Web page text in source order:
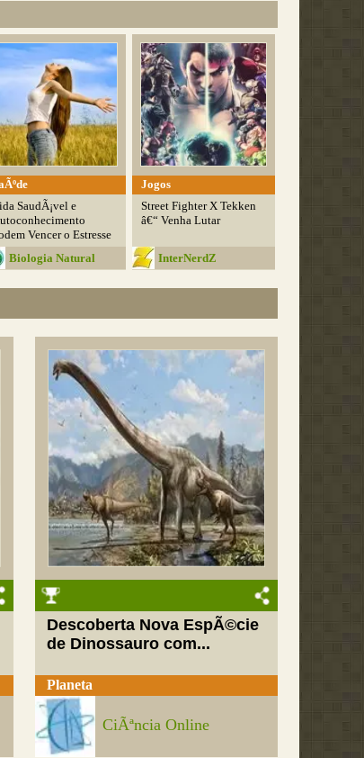
SaudÃ¡vel e
Vencer o Estresse
Biologia Natural
Jogos
Street Fighter X Tekken
â€“ Venha Lutar
InterNerdZ
Descoberta Nova EspÃ©cie
de Dinossauro com...
Planeta
CiÃªncia Online